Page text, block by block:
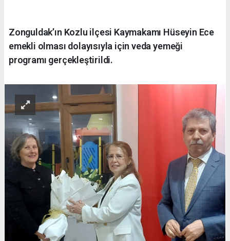
Zonguldak’ın Kozlu ilçesi Kaymakamı Hüseyin Ece
emekli olması dolayısıyla için veda yemeği
programı gerçekleştirildi.